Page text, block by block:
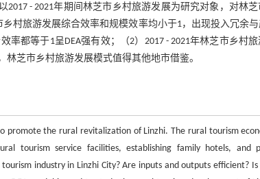
- 2021年期间林芝市乡村旅游发展为研究对象，对林
村旅游发展综合效率和规模效率均小于1，出现投入冗余
都等于1呈DEA强有效；（2）2017 - 2021年林芝市乡村
芝市乡村旅游发展模式值得其他地市借鉴。
the rural revitalization of Linzhi. The rural tourism
tourism service facilities, establishing family hotels, and
industry in Linzhi City? Are inputs and outputs efficient?